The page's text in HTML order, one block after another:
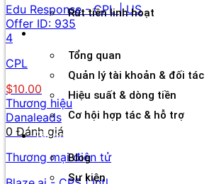
Rút tiền linh hoạt
Agency
Tổng quan
Quản lý tài khoản & đối tác
Hiệu suất & dòng tiền
Cơ hội hợp tác & hỗ trợ
Tài nguyên
Blog
Sự kiện
Edu Response - CPL | US
Offer ID: 935
4
CPL
$10.00
Thương hiệu
Danaleads
0 Đánh giá
Thương mại điện tử